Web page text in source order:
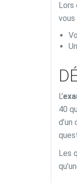
Lors
vous
L’
40
d’un
Les